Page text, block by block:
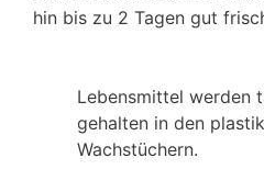
hin bis zu 2 Tagen gut
Lebensmittel werden
gehalten in den
Wachstüchern.